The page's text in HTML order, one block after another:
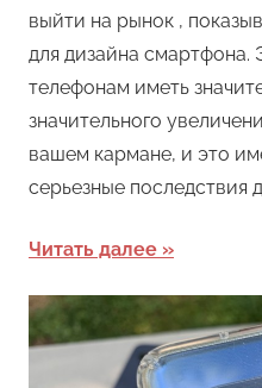
выйти на рынок ,
для дизайна смартфона.
телефонам иметь
значительного
вашем кармане, и это
серьезные последствия
Читать далее